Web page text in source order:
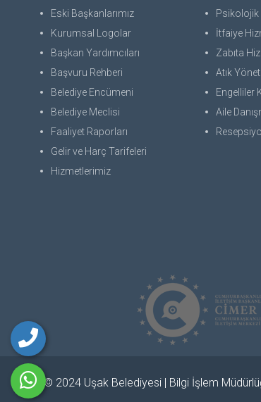
Eski Başkanlarımız
Kurumsal Logolar
Başkan Yardımcıları
Başvuru Rehberi
Belediye Encümeni
Belediye Meclisi
Faaliyet Raporları
Gelir ve Harç Tarifeleri
Hizmetlerimiz
Psikolojik
İtfaiye
Zabıta
Atık
Engelliler
Aile
© 2024 Uşak Belediyesi | Bilgi İşlem